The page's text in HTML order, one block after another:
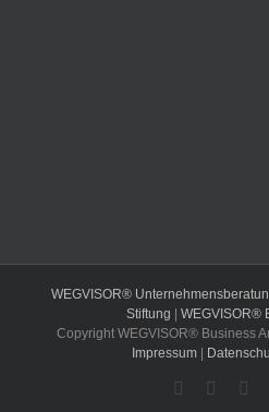
WEGVISOR®
Stiftung | WEGVISOR®
Copyright WEGVISOR® Business
Impressum|
Facebook